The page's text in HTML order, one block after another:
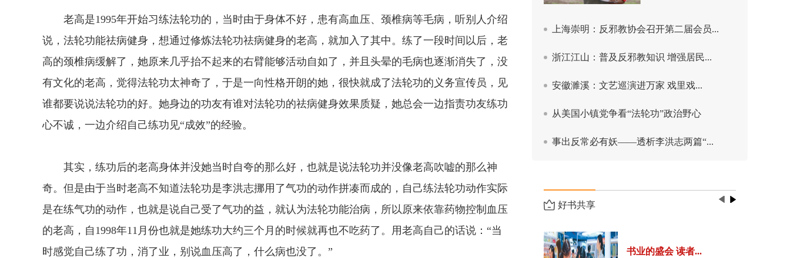
老高是1995年开始习练法轮功的，当时由于身体不好，患有高血压、颈椎病等毛病，听别人介绍
说，法轮功能祛病健身，想通过修炼法轮功祛病健身的老高，就加入了其中。练了一段时间以后，老
高的颈椎病缓解了，她原来几乎抬不起来的右臂能够活动自如了，并且头晕的毛病也逐渐消失了，没
有文化的老高，觉得法轮功太神奇了，于是一向性格开朗的她，很快就成了法轮功的义务宣传员，见
谁都要说说法轮功的好。她身边的功友有谁对法轮功的祛病健身效果质疑，她总会一边指责功友练功
心不诚，一边介绍自己练功见“成效”的经验。
其实，练功后的老高身体并没她当时自夸的那么好，也就是说法轮功并没像老高吹嘘的那么神
奇。但是由于当时老高不知道法轮功是李洪志挪用了气功的动作拼凑而成的，自己练法轮功动作实际
是在练气功的动作，也就是说自己受了气功的益，就认为法轮功能治病，所以原来依靠药物控制血压
的老高，自1998年11月份也就是她练功大约三个月的时候就再也不吃药了。用老高自己的话说：“当
时感觉自己练了功，消了业，别说血压高了，什么病也没了。”